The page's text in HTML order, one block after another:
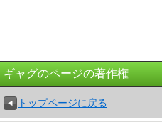
ギャグのページの著作権
トップページに戻る